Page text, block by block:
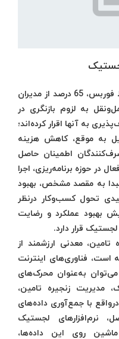
طبق آخرین بررسی انجام شده توسط فوربس، 65 درصد از مدیران
به لزوم بازنگری در
به آنها اقرار کرده‌اند؛
به موقع، کاهش هزینه
اطمینان حاصل
فعال در حوزه برنامه‌ریزی، اجرا
به مقصد مشخص، بهبود
تحول کسب‌وکار درنظر
بهبود عملکرد و رضایت
قرار دارد.
معدنی ارزشمند از
است، فناوری‌های اینترنت
به‌عنوان محرک‌های
مدیریت زنجیره تامین،
با جمع‌آوری داده‌های
نرم‌افزارهای لجستیک
روی این داده‌ها،